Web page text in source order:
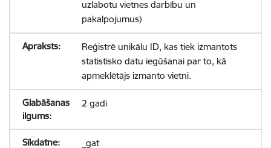
uzlabotu vietnes darbību un
pakalpojumus)
Reģistrē unikālu ID, kas tiek izmantots
statistisko datu iegūšanai par to, kā
apmeklētājs izmanto vietni.
2 gadi
_gat